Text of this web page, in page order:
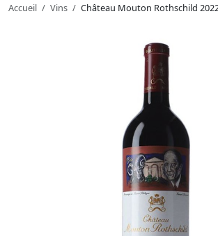
Accueil / Vins / Château Mouton Rothschild